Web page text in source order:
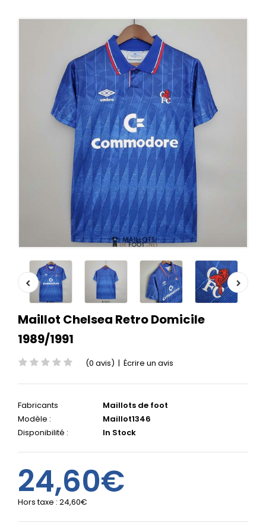
Maillot Chelsea Retro Domicile
1989/1991
(0 avis) | Écrire un avis
Fabricants
Maillots de foot
Modèle :
Maillot1346
Disponibilité :
In Stock
24,60€
Hors taxe : 24,60€